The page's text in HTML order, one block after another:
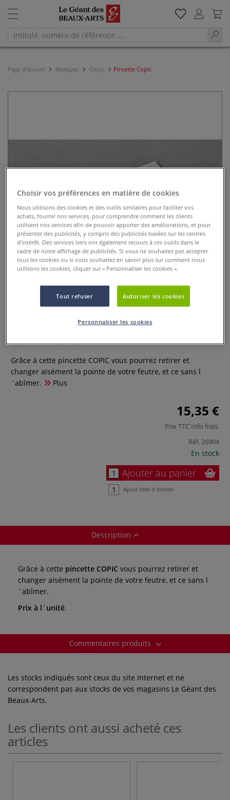
Page d'accueil Marques Copic Pincette Copic
Pincette Copic
0 Commentaires
Grâce à cette pincette COPIC vous pourrez retirer et
changer aisément la pointe de votre feutre, et ce sans l
´abîmer.
Plus
15,35 €
Prix TTC Info frais.
Réf.26904
En stock
Ajouter au panier
Ajout liste d'envies
Description
Grâce à cette pincette COPIC vous pourrez retirer et
changer aisément la pointe de votre feutre, et ce sans l
´abîmer.
Prix à l´unité.
Commentaires produits
Les stocks indiqués sont ceux du site Internet et ne
correspondent pas aux stocks de vos magasins Le Géant des
Beaux-Arts.
Les clients ont aussi acheté ces
articles
Choisir vos préférences en matière de cookies
Nous utilisons des cookies et des outils similaires pour faciliter vos
achats, fournir nos services, pour comprendre comment les clients
utilisent nos services afin de pouvoir apporter des améliorations, et pour
présenter des publicités, y compris des publicités basées sur les centres
d’intérêt. Des services tiers ont également recours à ces outils dans le
cadre de notre affichage de publicités. Si vous ne souhaitez pas accepter
tous les cookies ou si vous souhaitez en savoir plus sur comment nous
utilisons les cookies, cliquer sur « Personnaliser les cookies ».
Tout refuser Autoriser les cookies
Personnaliser les cookies